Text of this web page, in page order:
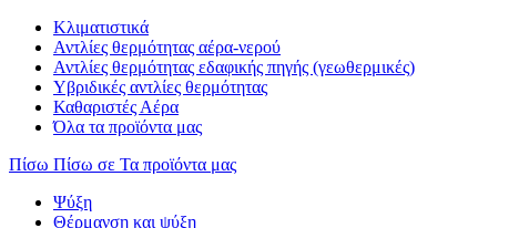
Κλιματιστικά
Αντλίες θερμότητας αέρα-νερού
Αντλίες θερμότητας εδαφικής πηγής (γεωθερμικές)
Υβριδικές αντλίες θερμότητας
Καθαριστές Αέρα
Όλα τα προϊόντα μας
Πίσω Πίσω σε Τα προϊόντα μας
Ψύξη
Θέρμανση και ψύξη